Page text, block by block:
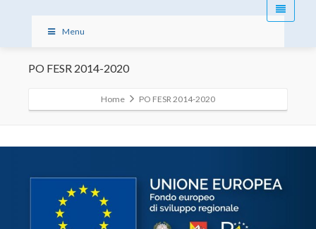
Menu
PO FESR 2014-2020
Home PO FESR 2014-2020